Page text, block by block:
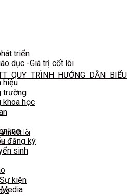
triển
dục -Giá trị cốt lõi
hiệu
trường
khoa học
đăng ký
sinh
kiện
QUY TRÌNH HƯỚNG DẪN BIỂU
trị cốt lõi